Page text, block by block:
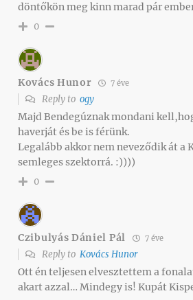
döntőkön meg kinn marad pár
0
Kovács Hunor 7 éve
Reply to ogy
Majd Bendegúznak mondani
haverját és be is férünk.
Legalább akkor nem neveződik át a
semleges szektorrá. :))))
0
Czibulyás Dániel Pál 7 éve
Reply to Kovács Hunor
Ott én teljesen elvesztettem a
akart azzal… Mindegy is! Kupát